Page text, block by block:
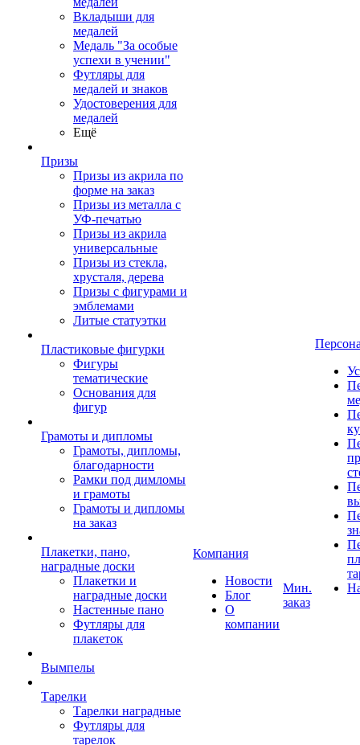
Вкладыши для
медалей
Медаль "За особые
успехи в учении"
Футляры для
медалей и знаков
Удостоверения для
медалей
Ещё
Призы
Призы из акрила по
форме на заказ
Призы из металла с
УФ-печатью
Призы из акрила
универсальные
Призы из стекла,
хрусталя, дерева
Призы с фигурами и
эмблемами
Литые статуэтки
Пластиковые фигурки
Фигуры
тематические
Основания для
фигур
Грамоты и дипломы
Грамоты, дипломы,
благодарности
Рамки под димломы
и грамоты
Грамоты и дипломы
на заказ
Плакетки, пано,
наградные доски
Плакетки и
наградные доски
Настенные пано
Футляры для
плакеток
Вымпелы
Тарелки
Тарелки наградные
Футляры для
тарелок
Компания
Новости
Блог
О
компании
Мин.
заказ